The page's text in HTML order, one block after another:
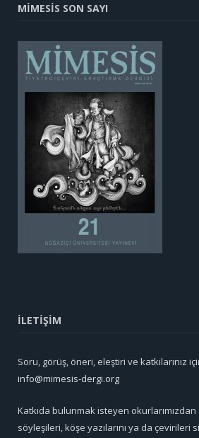
MİMESİS SON SAYI
İLETİŞİM
Soru, görüş, öneri, eleştiri ve katkılarınız
info@mimesis-dergi.org
Katkıda bulunmak isteyen
söyleşileri, köşe yazılarını ya da çevirileri